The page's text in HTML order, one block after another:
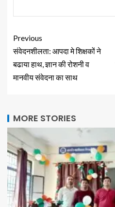
Previous
संवेदनशीलता: आपदा मे शिक्षकों ने
बढाया हाथ, ज्ञान की रोशनी व
मानवीय संवेदना का साथ
MORE STORIES